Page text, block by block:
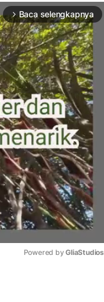
arrow_forward_ios Baca selengkapnya
Powered by GliaStudios